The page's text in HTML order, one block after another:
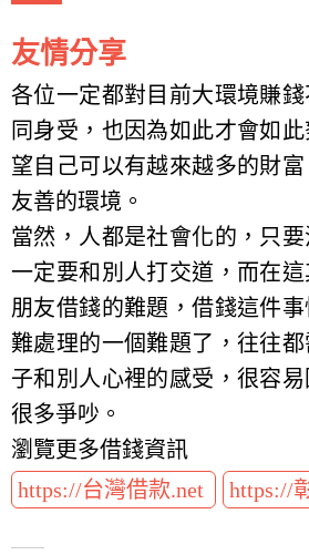
友情分享
各位一定都對目前大環境賺
同身受，也因為如此才會如
望自己可以有越來越多的財
友善的環境。
當然，人都是社會化的，只
一定要和別人打交道，而在
朋友借錢的難題，借錢這件
難處理的一個難題了，往往
子和別人心裡的感受，很容
很多爭吵。
瀏覽更多借錢資訊
https://台灣借款.net
https://